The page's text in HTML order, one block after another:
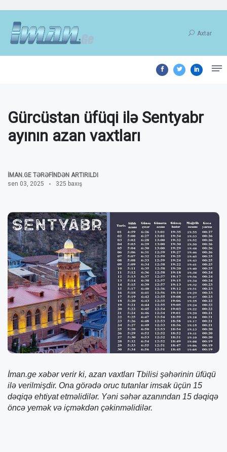
Axtar
Gürcüstan üfüqi ilə Sentyabr
ayının azan vaxtları
İMAN.GE TƏRƏFINDƏN ARTIRILDI
sen 03, 2025
325 baxış
İman.ge xəbər verir ki, azan vaxtları Tbilisi şəhərinin üfüqü
ilə verilmişdir. Ona görədə oruc tutanlar imsak üçün 15
dəqiqə ehtiyat etməlidilər. Yəni səhər azanından 15 dəqiqə
öncə yemək və içməkdən çəkinməlidilər.